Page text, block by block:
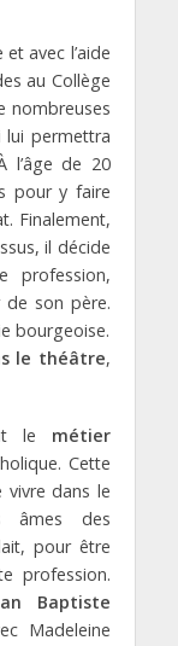
avec l’aide
au Collège
nombreuses
lui permettra
l’âge de 20
pour y faire
Finalement,
il décide
profession,
de son père.
bourgeoise.
le théâtre,
le métier
Cette
vivre dans le
âmes des
pour être
profession.
Baptiste
Madeleine